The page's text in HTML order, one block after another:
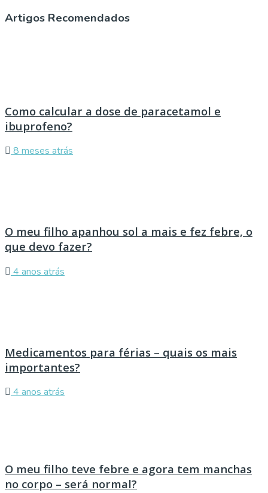
Artigos Recomendados
Como calcular a dose de paracetamol e
ibuprofeno?
8 meses atrás
O meu filho apanhou sol a mais e fez febre, o
que devo fazer?
4 anos atrás
Medicamentos para férias – quais os mais
importantes?
4 anos atrás
O meu filho teve febre e agora tem manchas
no corpo – será normal?